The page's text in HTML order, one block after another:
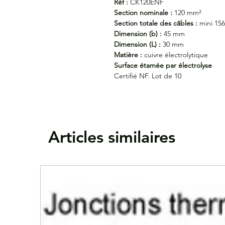
Réf : CK120ENF
Section nominale : 120 mm²
Section totale des câbles : mini
Dimension (b) : 45 mm
Dimension (L) : 30 mm
Matière : cuivre électrolytique
Surface étamée par électrolyse
Certifié NF. Lot de 10
Articles similaires